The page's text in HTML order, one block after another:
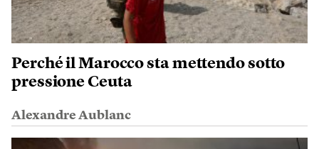
Perché il Marocco sta mettendo sotto
pressione Ceuta
Alexandre Aublanc